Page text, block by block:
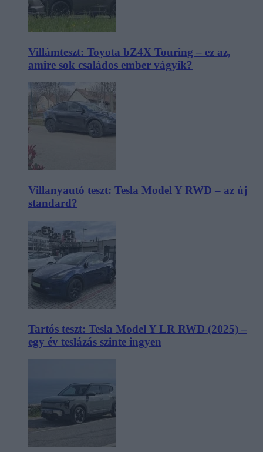
Villámteszt: Toyota bZ4X Touring – ez az,
amire sok családos ember vágyik?
Villanyautó teszt: Tesla Model Y RWD – az új
standard?
Tartós teszt: Tesla Model Y LR RWD (2025) –
egy év teslázás szinte ingyen